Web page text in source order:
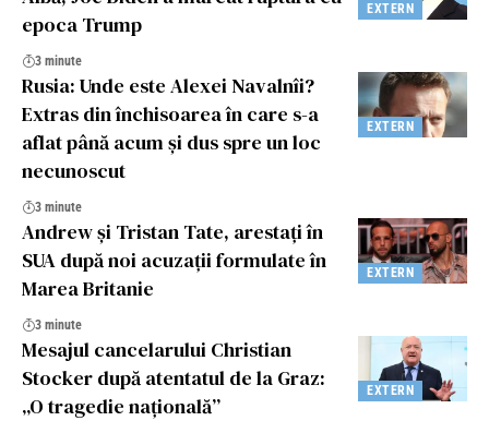
EXTERN
epoca Trump
3 minute
EXTERN
Rusia: Unde este Alexei Navalnîi?
Extras din închisoarea în care s-a
aflat până acum și dus spre un loc
necunoscut
3 minute
EXTERN
Andrew și Tristan Tate, arestați în
SUA după noi acuzații formulate în
Marea Britanie
3 minute
EXTERN
Mesajul cancelarului Christian
Stocker după atentatul de la Graz:
„O tragedie națională”